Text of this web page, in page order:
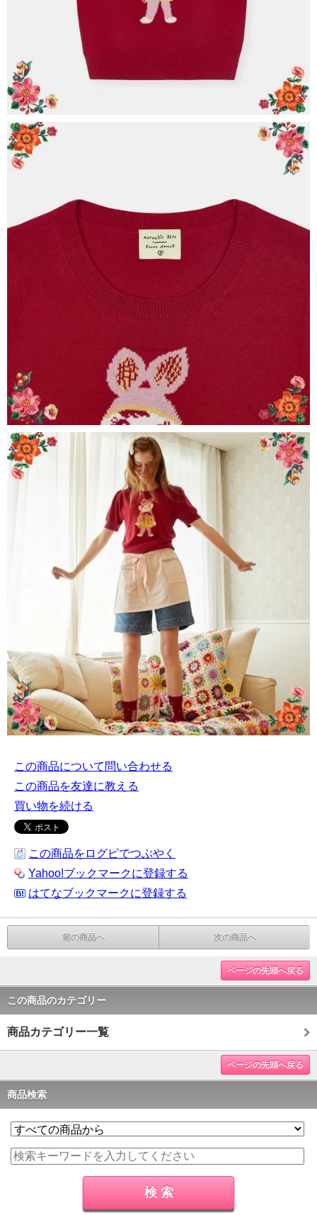
この商品について問い合わせる
この商品を友達に教える
買い物を続ける
この商品をログピでつぶやく
Yahoo!ブックマークに登録する
はてなブックマークに登録する
前の商品へ 次の商品へ
ページの先頭へ戻る
この商品のカテゴリー
商品カテゴリー一覧
ページの先頭へ戻る
商品検索